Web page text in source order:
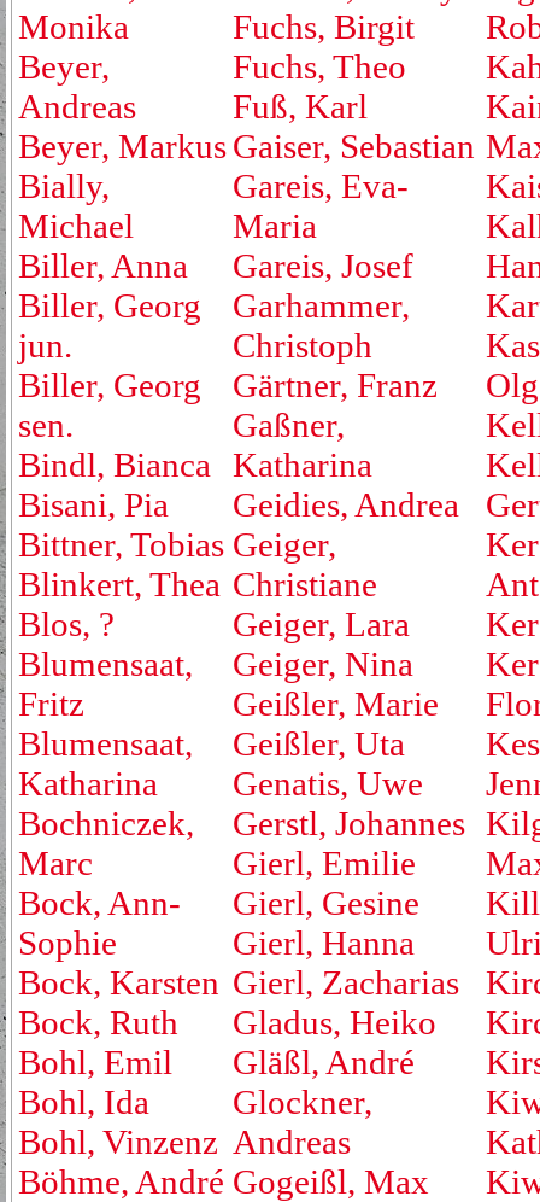
Monika
Beyer,
Andreas
Beyer, Markus
Bially,
Michael
Biller, Anna
Biller, Georg
jun.
Biller, Georg
sen.
Bindl, Bianca
Bisani, Pia
Bittner, Tobias
Blinkert, Thea
Blos, ?
Blumensaat,
Fritz
Blumensaat,
Katharina
Bochniczek,
Marc
Bock, Ann-
Sophie
Bock, Karsten
Bock, Ruth
Bohl, Emil
Bohl, Ida
Bohl, Vinzenz
Böhme, André
Fuchs, Birgit
Fuchs, Theo
Fuß, Karl
Gaiser, Sebastian
Gareis, Eva-
Maria
Gareis, Josef
Garhammer,
Christoph
Gärtner, Franz
Gaßner,
Katharina
Geidies, Andrea
Geiger,
Christiane
Geiger, Lara
Geiger, Nina
Geißler, Marie
Geißler, Uta
Genatis, Uwe
Gerstl, Johannes
Gierl, Emilie
Gierl, Gesine
Gierl, Hanna
Gierl, Zacharias
Gladus, Heiko
Gläßl, André
Glockner,
Andreas
Gogeißl, Max